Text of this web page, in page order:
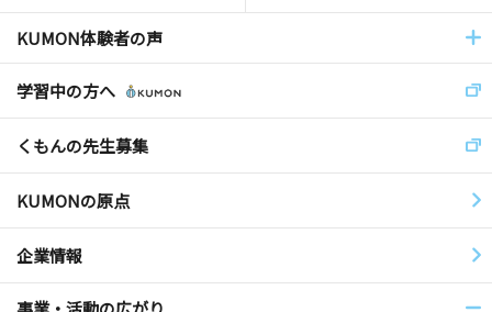
KUMON体験者の声
学習中の方へ
くもんの先生募集
KUMONの原点
企業情報